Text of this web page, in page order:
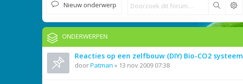
Nieuw onderwerp Zoek
ONDERWERPEN
Reacties op een zelfbouw (DIY) Bio-CO2 systeem
doorPatman » 13 nov 2009 07:38